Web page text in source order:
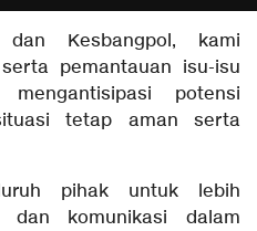
dan Kesbangpol, kami
pemantauan isu-isu
potensi
tetap aman serta
pihak untuk lebih
dan komunikasi dalam